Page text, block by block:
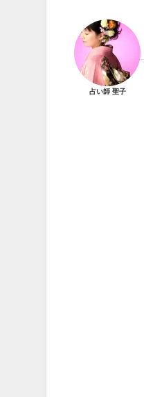
占い師 聖子